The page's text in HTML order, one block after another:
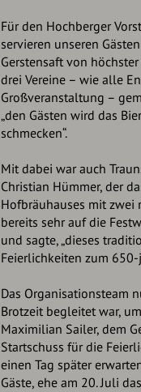
Für den Hochberger
servieren unseren
Gerstensaft von
drei Vereine – wie alle
Großveranstaltung –
„den Gästen wird das
schmecken“.
Mit dabei war auch
Christian Hümmer, der
Hofbräuhauses mit zwei
bereits sehr auf die
und sagte, „dieses
Feierlichkeiten zum
Das Organisationsteam
Brotzeit begleitet war,
Maximilian Sailer, dem
Startschuss für die
einen Tag später
Gäste, ehe am 20. Juli